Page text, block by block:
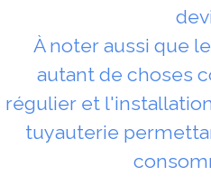
À noter aussi que
autant de choses
régulier et
tuyauterie